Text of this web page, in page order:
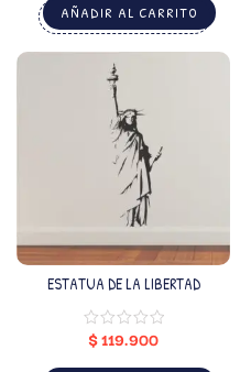
AÑADIR AL CARRITO
ESTATUA DE LA LIBERTAD
$119.900